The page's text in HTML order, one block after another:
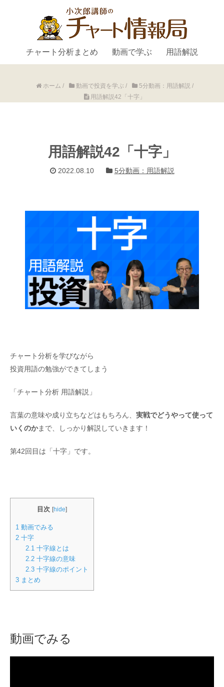
チャート分析まとめ 動画で学ぶ 用語解説
ホーム / 動画で投資を学ぶ / 5分動画：用語解説/
用語解説42「十字」
用語解説42「十字」
2022.08.10 5分動画：用語解説
チャート分析を学びながら
投資用語の勉強ができてしまう
「チャート分析 用語解説」
言葉の意味や成り立ちなどはもちろん、 実戦でどうやって使って
いくのかまで、しっかり解説していきます！
第42回目は「十字」です。
目次 [hide]
1 動画でみる
2 十字
2.1十字線とは
2.2十字線の意味
2.3十字線のポイント
3 まとめ
動画でみる